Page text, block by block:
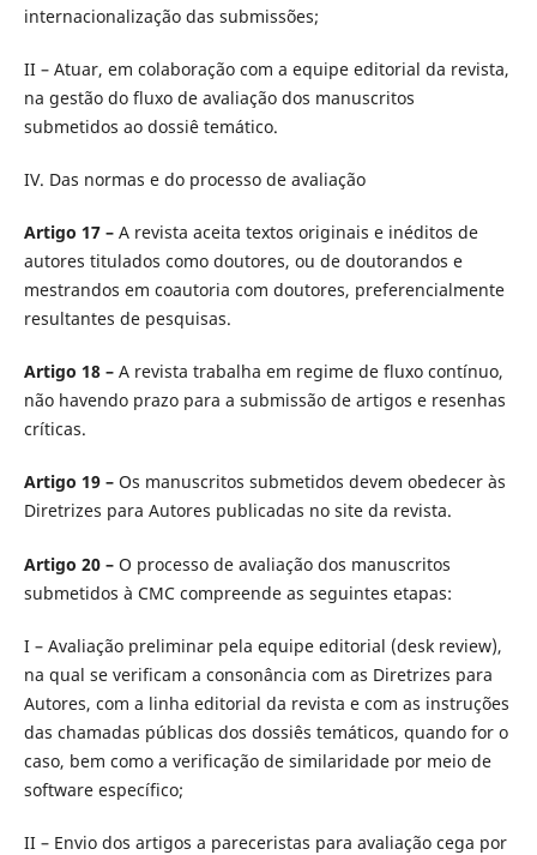
internacionalização das submissões;
II – Atuar, em colaboração com a equipe editorial da revista,
na gestão do fluxo de avaliação dos manuscritos
submetidos ao dossiê temático.
IV. Das normas e do processo de avaliação
Artigo 17 –A revista aceita textos originais e inéditos de
autores titulados como doutores, ou de doutorandos e
mestrandos em coautoria com doutores, preferencialmente
resultantes de pesquisas.
Artigo 18 –A revista trabalha em regime de fluxo contínuo,
não havendo prazo para a submissão de artigos e resenhas
críticas.
Artigo 19 –Os manuscritos submetidos devem obedecer às
Diretrizes para Autores publicadas no site da revista.
Artigo 20 –O processo de avaliação dos manuscritos
submetidos à CMC compreende as seguintes etapas:
I – Avaliação preliminar pela equipe editorial (desk review),
na qual se verificam a consonância com as Diretrizes para
Autores, com a linha editorial da revista e com as instruções
das chamadas públicas dos dossiês temáticos, quando for o
caso, bem como a verificação de similaridade por meio de
software específico;
II – Envio dos artigos a pareceristas para avaliação cega por